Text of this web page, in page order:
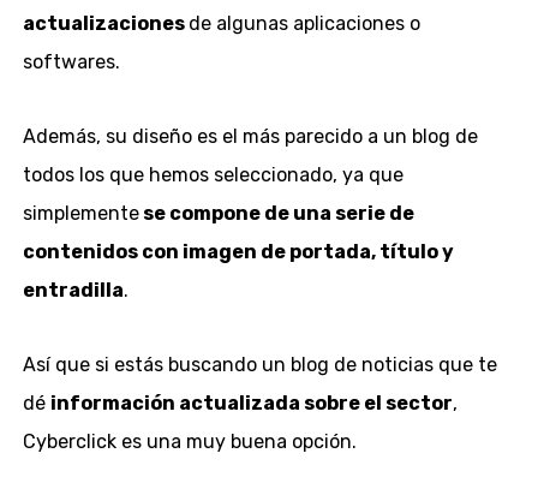
actualizaciones de algunas aplicaciones o
softwares.
Además, su diseño es el más parecido a un blog de
todos los que hemos seleccionado, ya que
simplementese compone de una serie de
contenidos con imagen de portada, título y
entradilla.
Así que si estás buscando un blog de noticias que te
dé información actualizada sobre el sector,
Cyberclick es una muy buena opción.